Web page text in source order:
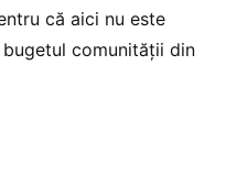
că aici nu este
comunității din